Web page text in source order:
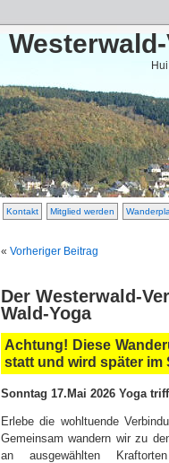
Kontakt Mitglied werden
« Vorheriger Beitrag
Der Westerwald-
Wald-Yoga
Achtung! Diese
statt und wird später im
Sonntag 17.Mai 2026 Yoga
Erlebe die wohltuende
Gemeinsam wandern wir zu
an ausgewählten